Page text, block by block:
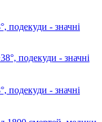
подекуди - значні
подекуди - значні